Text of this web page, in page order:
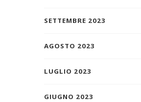
SETTEMBRE 2023
AGOSTO 2023
LUGLIO 2023
GIUGNO 2023